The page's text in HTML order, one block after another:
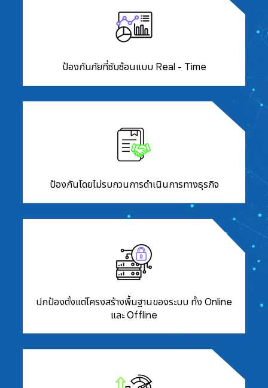
ป้องกันภัยที่ซับซ้อนแบบ Real - Time
ป้องกันโดยไม่รบกวนการดำเนินการทางธุรกิจ
ปกป้องตั้งแต่โครงสร้างพื้นฐานของระบบ ทั้ง Online
และ Offline